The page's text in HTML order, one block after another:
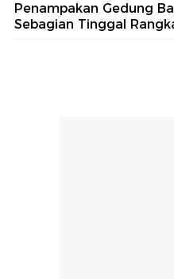
Penampakan Gedung
Sebagian Tinggal